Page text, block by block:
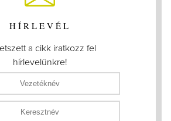
HÍRLEVÉL
a cikk iratkozz fel
hírlevelünkre!